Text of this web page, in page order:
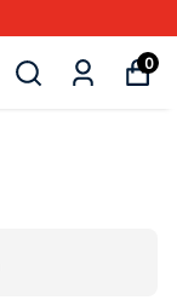
0